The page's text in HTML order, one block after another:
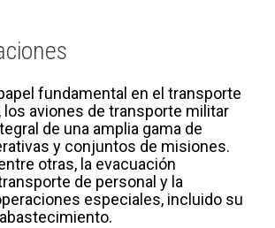
fundamental en el transporte
aviones de transporte militar
de una amplia gama de
y conjuntos de misiones.
otras, la evacuación
de personal y la
especiales, incluido su